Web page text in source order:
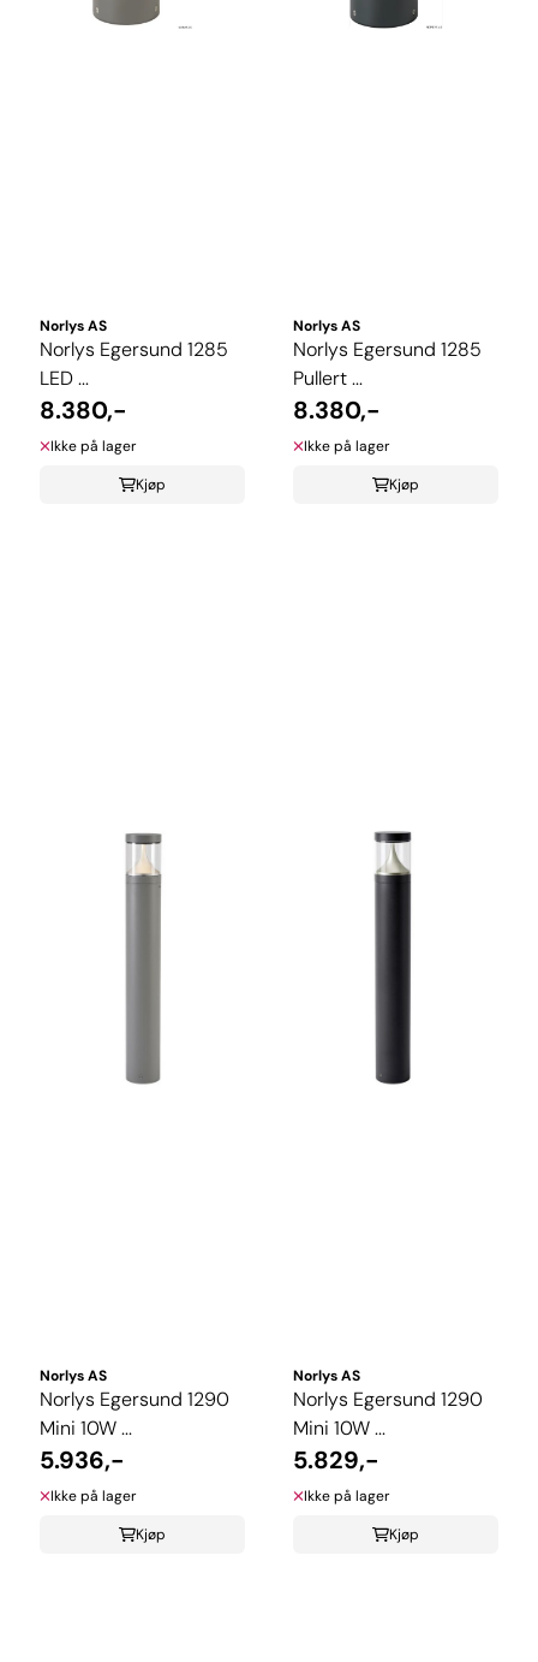
Norlys AS
Norlys Egersund 1285
LED ...
8.380,-
Ikke på lager
Kjøp
Norlys AS
Norlys Egersund 1285
Pullert ...
8.380,-
Ikke på lager
Kjøp
Norlys AS
Norlys Egersund 1290
Mini 10W ...
5.936,-
Ikke på lager
Kjøp
Norlys AS
Norlys Egersund 1290
Mini 10W ...
5.829,-
Ikke på lager
Kjøp